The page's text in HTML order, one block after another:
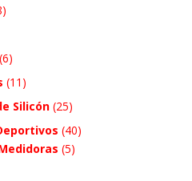
(6)
(11)
Silicón (25)
(40)
(5)